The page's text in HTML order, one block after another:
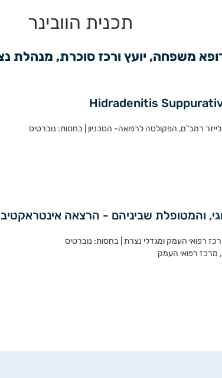
תכנית הוובינר
רופא משפחה, יועץ ורכז סוכרת, מנהלת
Hidradenitis
רמב"ם, הפקולטה לרפואה- הטכניון | בחסות: נוברטיס
והמטופלת שביניהם - הרצאה
רפואי העמק ומגדלי נצרת | בחסות: נוברטיס
מרכז רפואי העמק